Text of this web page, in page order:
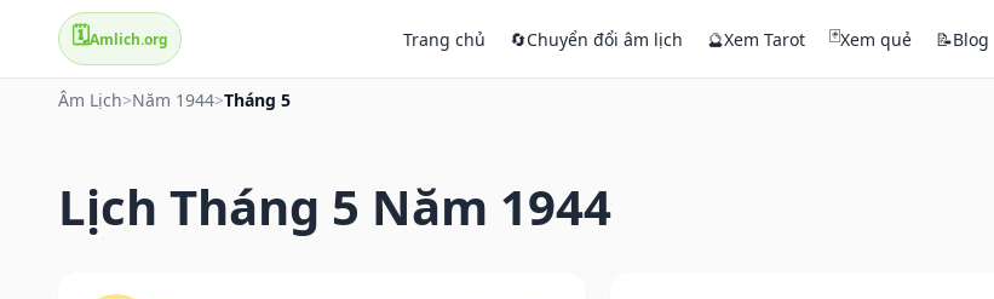
🗓️Amlich.org Trang chủ 🔄Chuyển đổi âm lịch 🔮Xem Tarot 🃏Xem quẻ 📝Blog
Âm Lịch>Năm 1944>Tháng 5
Lịch Tháng 5 Năm 1944